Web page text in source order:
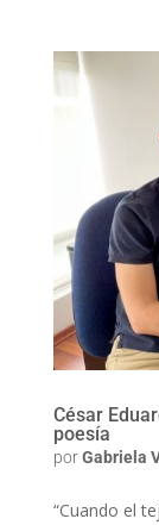
César
poesía
porGabriela
“Cuando el